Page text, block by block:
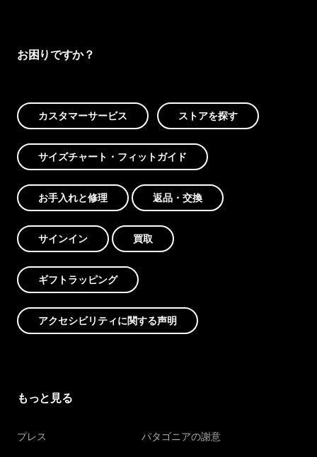
お困りですか？
カスタマーサービス ストアを探す
サイズチャート・フィットガイド
お手入れと修理 返品・交換
サインイン 買取
ギフトラッピング
アクセシビリティに関する声明
もっと見る
プレス パタゴニアの謝意